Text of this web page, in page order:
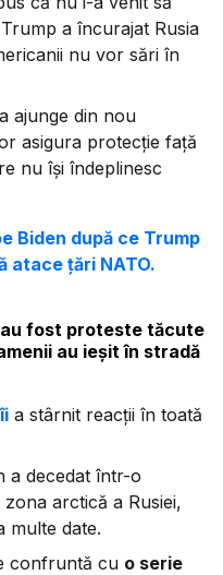
a încurajat Rusia
nu vor sări în
ajunge din nou
asigura protecţie faţă
nu îşi îndeplinesc
Biden după ce Trump
atace țări NATO.
au fost proteste tăcute
au ieșit în stradă
a stârnit reacții în toată
a decedat într-o
arctică a Rusiei,
multe date.
confruntă cu o serie